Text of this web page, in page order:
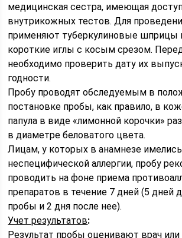
медицинская сестра, имеющая
внутрикожных тестов. Для
применяют туберкулиновые шприцы
короткие иглы с косым срезом.
необходимо проверить дату их
годности.
Пробу проводят обследуемым в
постановке пробы, как правило, в
папула в виде «лимонной корочки»
в диаметре беловатого цвета.
Лицам, у которых в анамнезе
неспецифической аллергии, пробу
проводить на фоне приема
препаратов в течение 7 дней (5 дней
пробы и 2 дня после нее).
Учет результатов:
Результат пробы оценивают врач или